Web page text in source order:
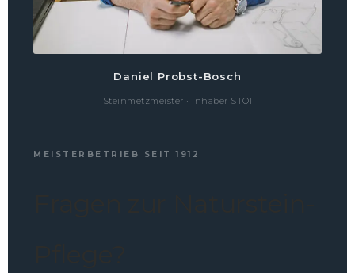
MEISTERBETRIEB SEIT 1912
Daniel Probst-Bosch
Steinmetzmeister · Inhaber STOI